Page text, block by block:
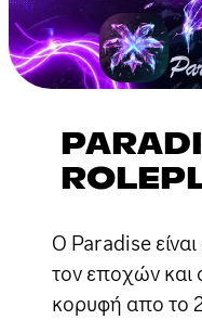
Ο Paradise
τον εποχών και
κορυφή απο το